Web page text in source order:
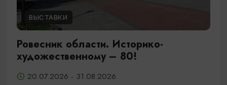
ВЫСТАВКИ
Ровесник области. Историко-
художественному – 80!
20.07.2026 - 31.08.2026